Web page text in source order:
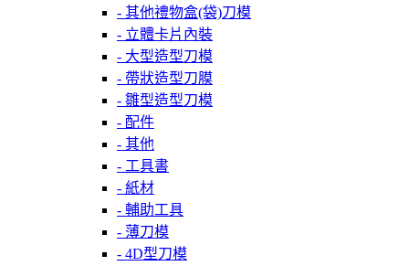
- 其他禮物盒(袋)刀模
- 立體卡片內裝
- 大型造型刀模
- 帶狀造型刀膜
- 雛型造型刀模
- 配件
- 其他
- 工具書
- 紙材
- 輔助工具
- 薄刀模
- 4D型刀模